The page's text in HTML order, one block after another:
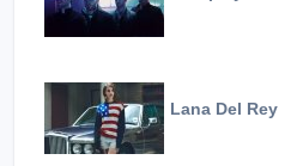
Lana Del Rey